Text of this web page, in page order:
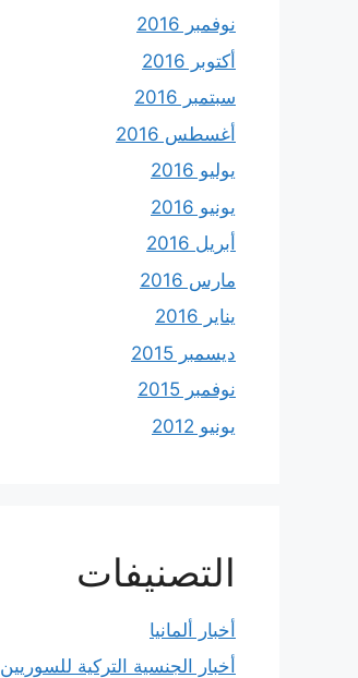
نوفمبر 2016
أكتوبر 2016
سبتمبر 2016
أغسطس 2016
يوليو 2016
يونيو 2016
أبريل 2016
مارس 2016
يناير 2016
ديسمبر 2015
نوفمبر 2015
يونيو 2012
التصنيفات
أخبار ألمانيا
أخبار الجنسية التركية للسوريين